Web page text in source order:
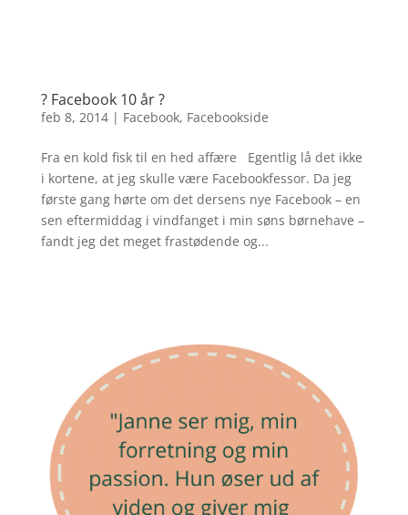
? Facebook 10 år ?
feb 8, 2014| Facebook, Facebookside
Fra en kold fisk til en hed affære Egentlig lå det ikke
i kortene, at jeg skulle være Facebookfessor. Da jeg
første gang hørte om det dersens nye Facebook – en
sen eftermiddag i vindfanget i min søns børnehave –
fandt jeg det meget frastødende og...